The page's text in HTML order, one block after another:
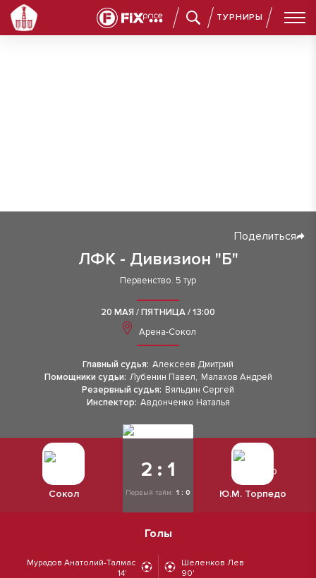
ТУРНИРЫ
ЛФК - Дивизион "Б"
Поделиться
Первенство. 5 тур
20 МАЯ / ПЯТНИЦА / 13:00
Арена-Сокол
Главный судья: Алексеев Дмитрий
Помощники судьи: Лубенин Павел, Малахов Андрей
Резервный судья: Вяльдин Сергей
Инспектор: Авдонченко Наталья
Сокол
2 : 1
Первый тайм: 1 : 0 Ю.М. Торпедо
Голы
Мурадов Анатолий-Талмас
14'
Шеленков Лев
90'